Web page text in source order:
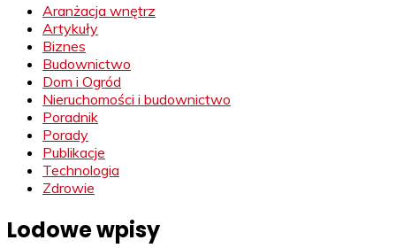
Aranżacja wnętrz
Artykuły
Biznes
Budownictwo
Dom i Ogród
Nieruchomości i budownictwo
Poradnik
Porady
Publikacje
Technologia
Zdrowie
Lodowe wpisy